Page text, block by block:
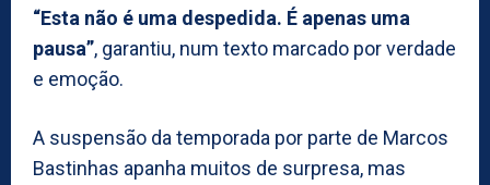
“Esta não é uma despedida. É apenas uma
pausa”, garantiu, num texto marcado por verdade
e emoção.
A suspensão da temporada por parte de Marcos
Bastinhas apanha muitos de surpresa, mas